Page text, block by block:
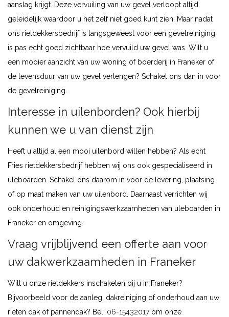
aanslag krijgt. Deze vervuiling van uw gevel verloopt altijd
geleidelijk waardoor u het zelf niet goed kunt zien. Maar nadat
ons rietdekkersbedrijf is langsgeweest voor een gevelreiniging,
is pas echt goed zichtbaar hoe vervuild uw gevel was. Wilt u
een mooier aanzicht van uw woning of boerderij in Franeker of
de levensduur van uw gevel verlengen? Schakel ons dan in voor
de gevelreiniging.
Interesse in uilenborden? Ook hierbij
kunnen we u van dienst zijn
Heeft u altijd al een mooi uilenbord willen hebben? Als echt
Fries rietdekkersbedrijf hebben wij ons ook gespecialiseerd in
uleboarden. Schakel ons daarom in voor de levering, plaatsing
of op maat maken van uw uilenbord. Daarnaast verrichten wij
ook onderhoud en reinigingswerkzaamheden van uleboarden in
Franeker en omgeving.
Vraag vrijblijvend een offerte aan voor
uw dakwerkzaamheden in Franeker
Wilt u onze rietdekkers inschakelen bij u in Franeker?
Bijvoorbeeld voor de aanleg, dakreiniging of onderhoud aan uw
rieten dak of pannendak? Bel: 06-15432017om onze